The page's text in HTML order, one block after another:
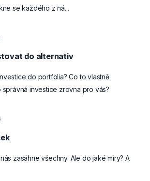
se každého z ná...
do alternativ
do portfolia? Co to vlastně
správná investice zrovna pro vás?
zasáhne všechny. Ale do jaké míry? A